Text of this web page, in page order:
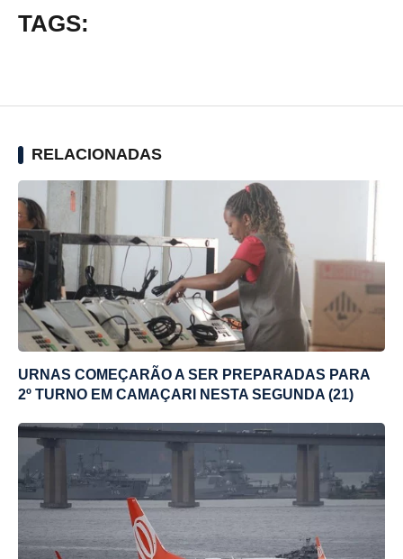
TAGS:
RELACIONADAS
URNAS COMEÇARÃO A SER PREPARADAS PARA
2º TURNO EM CAMAÇARI NESTA SEGUNDA (21)